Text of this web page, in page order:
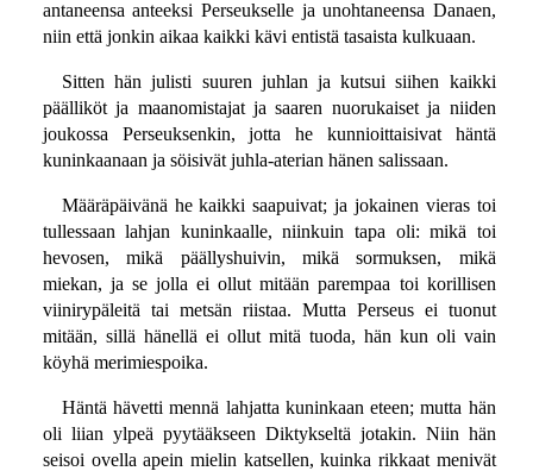
antaneensa anteeksi Perseukselle ja unohtaneensa Danaen,
niin että jonkin aikaa kaikki kävi entistä tasaista kulkuaan.
Sitten hän julisti suuren juhlan ja kutsui siihen kaikki
päälliköt ja maanomistajat ja saaren nuorukaiset ja niiden
joukossa Perseuksenkin, jotta he kunnioittaisivat häntä
kuninkaanaan ja söisivät juhla-aterian hänen salissaan.
Määräpäivänä he kaikki saapuivat; ja jokainen vieras toi
tullessaan lahjan kuninkaalle, niinkuin tapa oli: mikä toi
hevosen, mikä päällyshuivin, mikä sormuksen, mikä
miekan, ja se jolla ei ollut mitään parempaa toi korillisen
viinirypäleitä tai metsän riistaa. Mutta Perseus ei tuonut
mitään, sillä hänellä ei ollut mitä tuoda, hän kun oli vain
köyhä merimiespoika.
Häntä hävetti mennä lahjatta kuninkaan eteen; mutta hän
oli liian ylpeä pyytääkseen Diktykseltä jotakin. Niin hän
seisoi ovella apein mielin katsellen, kuinka rikkaat menivät